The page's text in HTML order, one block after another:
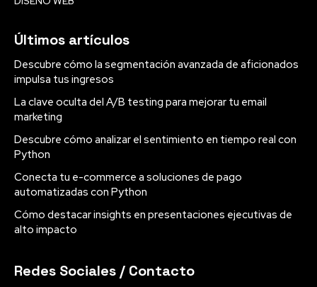
Últimos artículos
Descubre cómo la segmentación avanzada de aficionados
impulsa tus ingresos
La clave oculta del A/B testing para mejorar tu email
marketing
Descubre cómo analizar el sentimiento en tiempo real con
Python
Conecta tu e-commerce a soluciones de pago
automatizadas con Python
Cómo destacar insights en presentaciones ejecutivas de
alto impacto
Redes Sociales / Contacto